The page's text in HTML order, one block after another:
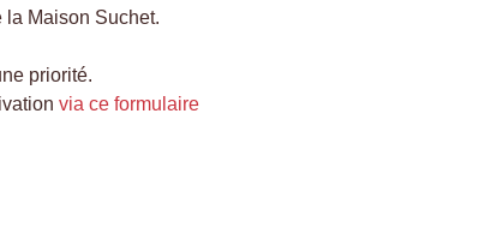
la Maison Suchet.
priorité.
via ce formulaire